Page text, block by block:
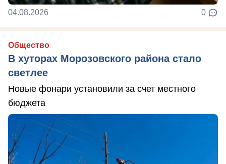
04.08.2026 0
Общество
В хуторах Морозовского района стало
светлее
Новые фонари установили за счет местного
бюджета